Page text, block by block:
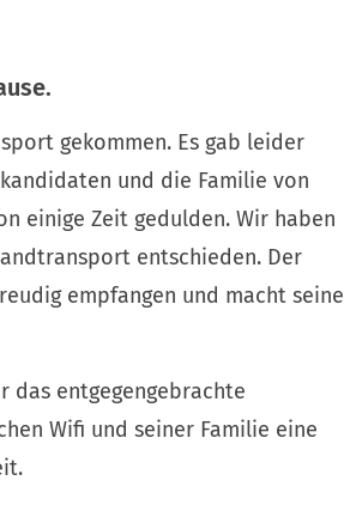
gekommen. Es gab leider
und die Familie von
einige Zeit gedulden. Wir haben
entschieden. Der
empfangen und macht seine
das entgegengebrachte
Wifi und seiner Familie eine